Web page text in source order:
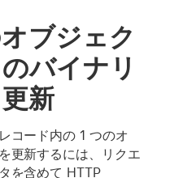
ブジェク
バイナリ
新
コード内の 1 つのオ
更新するには、リクエ
を含めて HTTP